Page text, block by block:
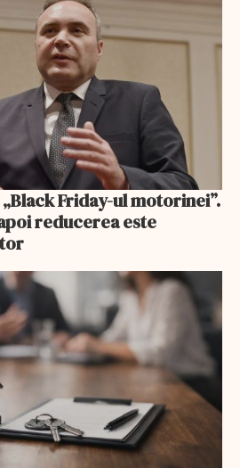
Friday-ul motorinei”.
reducerea este